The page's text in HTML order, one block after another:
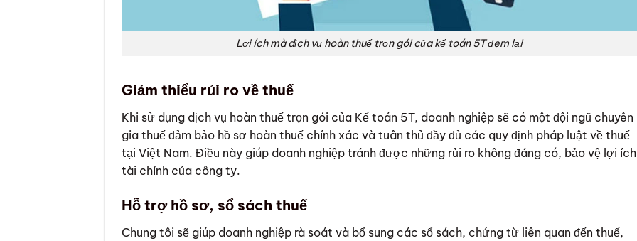
Lợi ích mà dịch vụ hoàn thuế trọn gói của kế toán 5T đem lại
Giảm thiểu rủi ro về thuế
Khi sử dụng dịch vụ hoàn thuế trọn gói của Kế toán 5T, doanh nghiệp sẽ có một đội ngũ chuyên
gia thuế đảm bảo hồ sơ hoàn thuế chính xác và tuân thủ đầy đủ các quy định pháp luật về thuế
tại Việt Nam. Điều này giúp doanh nghiệp tránh được những rủi ro không đáng có, bảo vệ lợi ích
tài chính của công ty.
Hỗ trợ hồ sơ, sổ sách thuế
Chung tôi sẽ giúp doanh nghiệp rà soát và bổ sung các sổ sách, chứng từ liên quan đến thuế,